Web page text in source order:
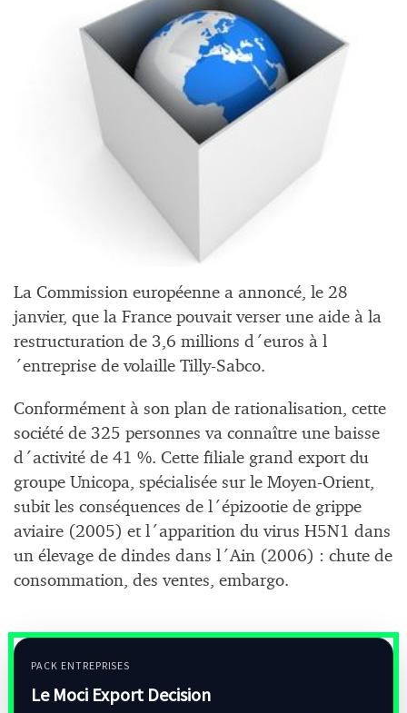
La Commission européenne a annoncé, le 28
janvier, que la France pouvait verser une aide à la
restructuration de 3,6 millions d´euros à l
´entreprise de volaille Tilly-Sabco.
Conformément à son plan de rationalisation, cette
société de 325 personnes va connaître une baisse
d´activité de 41 %. Cette filiale grand export du
groupe Unicopa, spécialisée sur le Moyen-Orient,
subit les conséquences de l´épizootie de grippe
aviaire (2005) et l´apparition du virus H5N1 dans
un élevage de dindes dans l´Ain (2006) : chute de
consommation, des ventes, embargo.
PACK ENTREPRISES
Le Moci Export Decision